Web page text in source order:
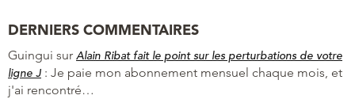
DERNIERS COMMENTAIRES
Guingui sur Alain Ribat fait le point sur les perturbations de votre
ligne J : Je paie mon abonnement mensuel chaque mois, et
j'ai rencontré…